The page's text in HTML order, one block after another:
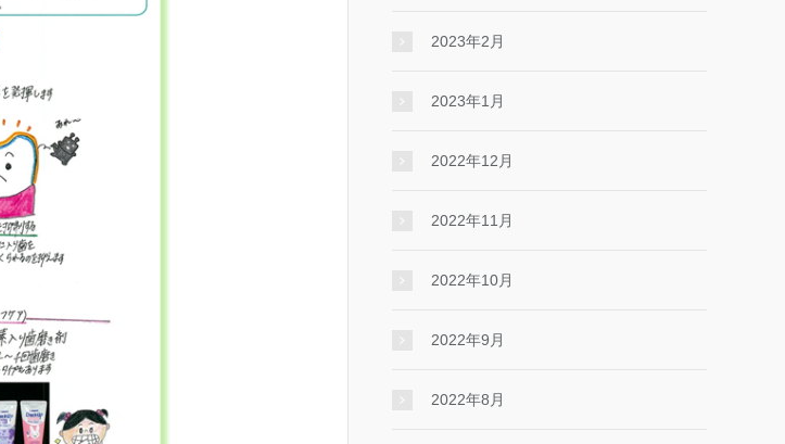
2023年2月
2023年1月
2022年12月
2022年11月
2022年10月
2022年9月
2022年8月